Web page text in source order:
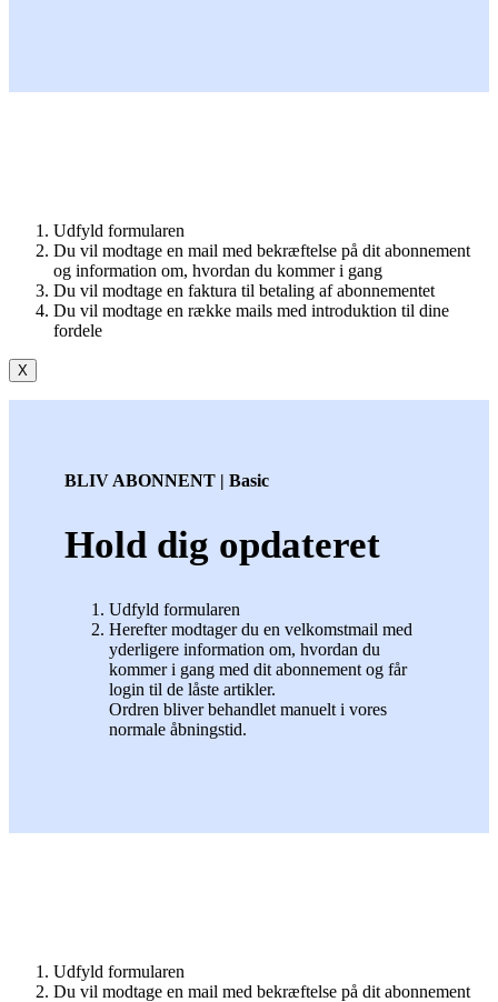
Udfyld formularen
Du vil modtage en mail med bekræftelse på dit abonnement
og information om, hvordan du kommer i gang
Du vil modtage en faktura til betaling af abonnementet
Du vil modtage en række mails med introduktion til dine
fordele
X
BLIV ABONNENT | Basic
Hold dig opdateret
Udfyld formularen
Herefter modtager du en velkomstmail med
yderligere information om, hvordan du
kommer i gang med dit abonnement og får
login til de låste artikler.
Ordren bliver behandlet manuelt i vores
normale åbningstid.
Udfyld formularen
Du vil modtage en mail med bekræftelse på dit abonnement